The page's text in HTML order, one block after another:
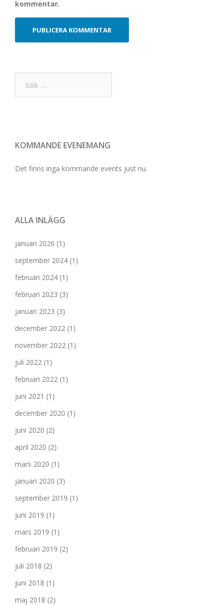
kommentar.
efter:
KOMMANDE EVENEMANG
Det finns inga kommande events just nu.
ALLA INLÄGG
januari 2026 (1)
september 2024 (1)
februari 2024 (1)
februari 2023 (3)
januari 2023 (3)
december 2022 (1)
november 2022 (1)
juli 2022 (1)
februari 2022 (1)
juni 2021 (1)
december 2020 (1)
juni 2020 (2)
april 2020 (2)
mars 2020 (1)
januari 2020 (3)
september 2019 (1)
juni 2019 (1)
mars 2019 (1)
februari 2019 (2)
juli 2018 (2)
juni 2018 (1)
maj 2018 (2)